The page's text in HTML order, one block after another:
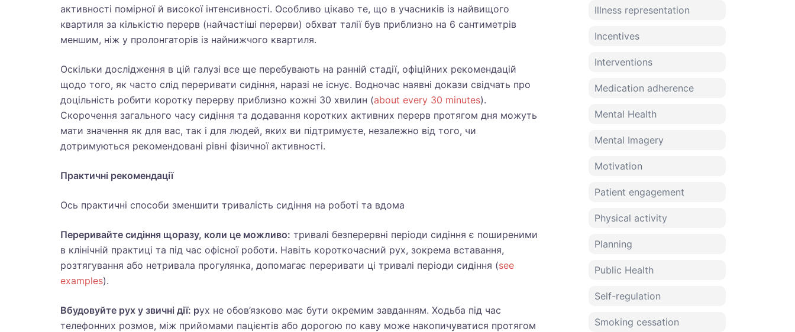
активності помірної й високої інтенсивності. Особливо цікаво те, що в учасників із найвищого
квартиля за кількістю перерв (найчастіші перерви) обхват талії був приблизно на 6 сантиметрів
меншим, ніж у пролонгаторів із найнижчого квартиля.
Оскільки дослідження в цій галузі все ще перебувають на ранній стадії, офіційних рекомендацій
щодо того, як часто слід переривати сидіння, наразі не існує. Водночас наявні докази свідчать про
доцільність робити коротку перерву приблизно кожні 30 хвилин (about every 30 minutes).
Скорочення загального часу сидіння та додавання коротких активних перерв протягом дня можуть
мати значення як для вас, так і для людей, яких ви підтримуєте, незалежно від того, чи
дотримуються рекомендовані рівні фізичної активності.
Практичні рекомендації
Ось практичні способи зменшити тривалість сидіння на роботі та вдома
Переривайте сидіння щоразу, коли це можливо: тривалі безперервні періоди сидіння є поширеними
в клінічній практиці та під час офісної роботи. Навіть короткочасний рух, зокрема вставання,
розтягування або нетривала прогулянка, допомагає переривати ці тривалі періоди сидіння (see
examples).
Вбудовуйте рух у звичні дії: рух не обов’язково має бути окремим завданням. Ходьба під час
телефонних розмов, між прийомами пацієнтів або дорогою по каву може накопичуватися протягом
Illness representation
Incentives
Interventions
Medication adherence
Mental Health
Mental Imagery
Motivation
Patient engagement
Physical activity
Planning
Public Health
Self-regulation
Smoking cessation